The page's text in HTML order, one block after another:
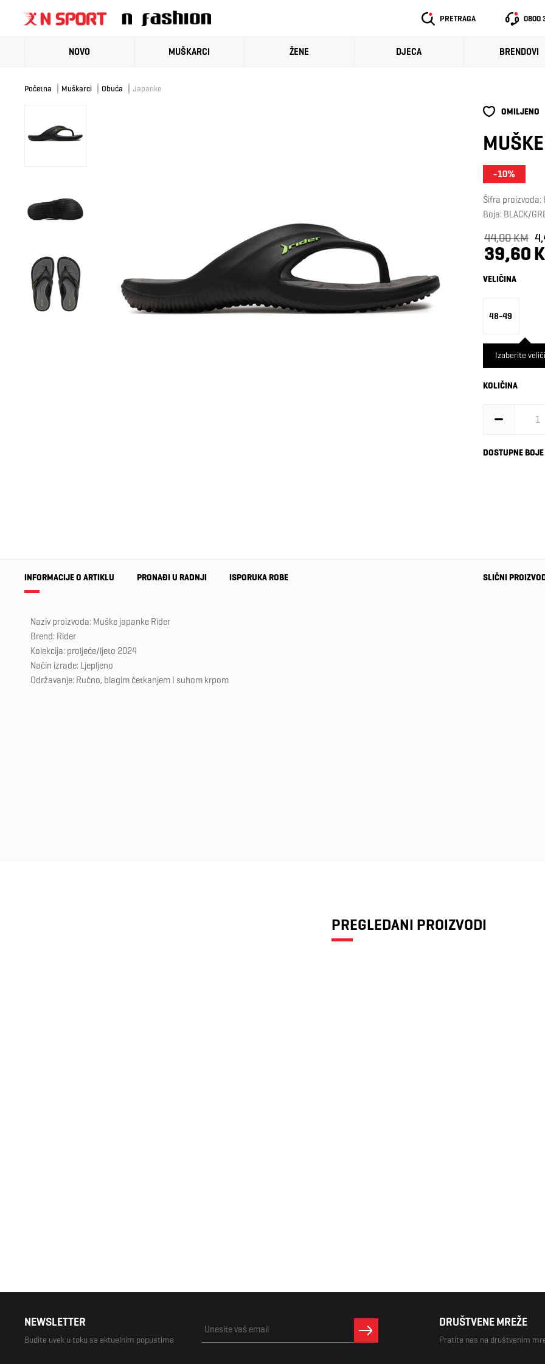
PRETRAGA 0800
NOVO MUŠKARCI ŽENE DJECA BRENDOVI
Početna Muškarci Obuća Japanke
OMILJENO
-10%
Šifra
Boja: BLACK/
44,00 KM
39,60
VELIČINA
48-49
Izaberite
KOLIČINA
DOSTUPNE BOJE
INFORMACIJE O ARTIKLU PRONAĐI U RADNJI ISPORUKA ROBE
Naziv proizvoda: Muške japanke Rider
Brend: Rider
Kolekcija: proljeće/ljeto 2024
Način izrade: Ljepljeno
Održavanje: Ručno, blagim četkanjem I suhom krpom
SLIČNI
PREGLEDANI PROIZVODI
NEWSLETTER
Budite uvek u toku sa aktuelnim popustima
DRUŠTVENE MREŽE
Pratite nas na društvenim